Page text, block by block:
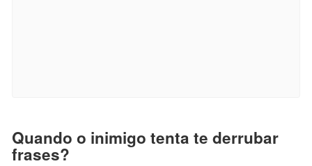
Quando o inimigo tenta te derrubar
frases?